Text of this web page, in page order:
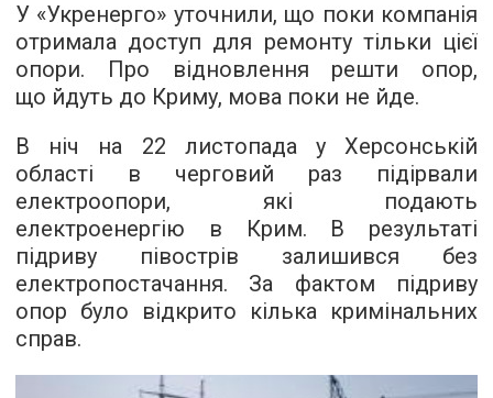
У «Укренерго» уточнили, що поки компанія
отримала доступ для ремонту тільки цієї
опори. Про відновлення решти опор,
що йдуть до Криму, мова поки не йде.
В ніч на 22 листопада у Херсонській
області в черговий раз підірвали
електроопори, які подають
електроенергію в Крим. В результаті
підриву півострів залишився без
електропостачання. За фактом підриву
опор було відкрито кілька кримінальних
справ.